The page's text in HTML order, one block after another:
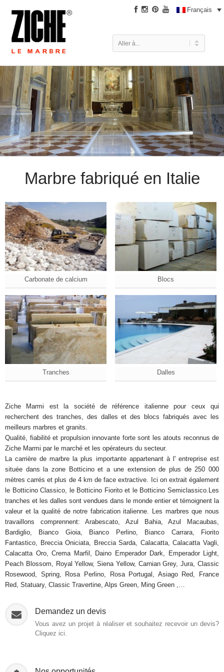
Français
Marbre fabriqué en Italie
Carbonate de calcium Blocs
Tranches Dalles
Ziche Marmi est la société de référence italienne pour ceux qui
recherchent des tranches, des dalles et des blocs fabriqués avec les
meilleurs marbres et granits.
Qualité, fiabilité et propulsion innovante forte sont les atouts reconnus de
Ziche Marmi par le marché et les opérateurs du secteur.
La carrière de marbre la plus importante appartenant à l' entreprise est
située dans la zone Botticino et a une extension de plus de 250 000
mètres carrés et plus de 4 km de face extractive. Ici on extrait également
le Botticino Classico, le Botticino Fiorito et le Botticino Semiclassico.Les
tranches et les dalles sont vendues dans le monde entier et témoignent la
valeur et la qualité de notre fabrication italienne. Les marbres que nous
travaillons comprennent: Arabescato, Azul Bahia, Azul Macaubas,
Bardiglio, Bianco Gioia, Bianco Perlino, Bianco Carrara, Fiorito
Fantastico, Breccia Oniciata, Breccia Sarda, Calacatta, Calacatta Vagli,
Calacatta Oro, Crema Marfil, Daino Emperador Dark, Emperador Light,
Peach Blossom, Royal Yellow, Siena Yellow, Carnian Grey, Jura, Classic
Rosewood, Spring, Rosa Perlino, Rosa Portugal, Asiago Red, France
Red, Statuary, Classic Travertine, Alps Green, Ming Green ,…
Demandez un devis
Vous avez un projet à réaliser et souhaitez recevoir un devis?
Cliquez ici.